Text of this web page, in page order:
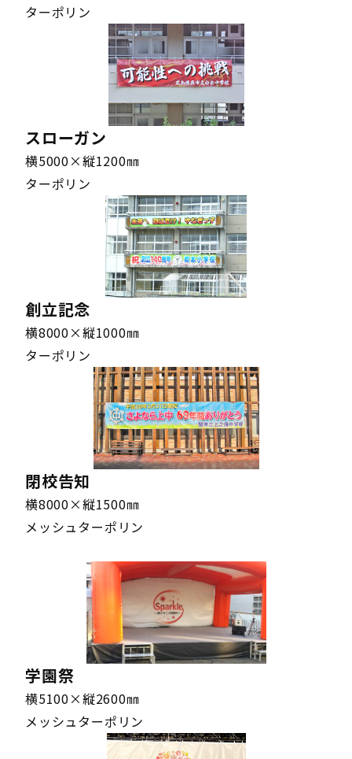
1501〜2000㎜
1501〜2000㎜
2101～2400㎜
ターポリン
1501〜2000㎜
2101～2400㎜
メッシュターポリン
1501〜2000㎜
2101～2400㎜
メッシュターポリン
1501〜2000㎜
1501〜2000㎜
1501〜2000㎜
2401～2700㎜
ターポリン
1501〜2000㎜
2401～2700㎜
ターポリン
1501〜2000㎜
2401～2700㎜
ターポリン
1501〜2000㎜
2401～2700㎜
メッシュターポリン
1501〜2000㎜
1501〜2000㎜
1501〜2000㎜
2401～2700㎜
メッシュターポリン
2001～2500㎜
1〜600㎜
ターポリン
2001～2500㎜
1〜600㎜
ターポリン
2001～2500㎜
1〜600㎜
ターポリン
2001～2500㎜
2001～2500㎜
1〜600㎜
2001～2500㎜
1〜600㎜
メッシュターポリン
2001～2500㎜
1〜600㎜
メッシュターポリン
2001～2500㎜
601〜900㎜
ターポリン
2001～2500㎜
601〜900㎜
ターポリン
2001～2500㎜
601〜900㎜
2001～2500㎜
601〜900㎜
2001～2500㎜
601〜900㎜
メッシュターポリン
ターポリン
スローガン
横5000×縦1200㎜
ターポリン
創立記念
横8000×縦1000㎜
ターポリン
閉校告知
横8000×縦1500㎜
メッシュターポリン
学園祭
横5100×縦2600㎜
メッシュターポリン